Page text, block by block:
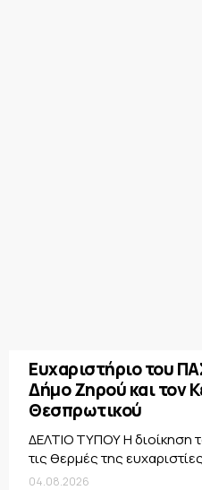
Ευχαριστήριο του
Δήμο Ζηρού και τον
Θεσπρωτικού
ΔΕΛΤΙΟ ΤΥΠΟΥ Η διοίκηση
τις θερμές της
04.08.2026